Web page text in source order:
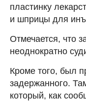
пластинку
и шприцы для
Отмечается, что
неоднократно
Кроме того, был
задержанного.
который, как